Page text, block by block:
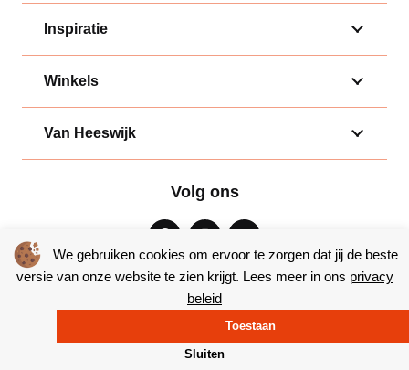
We gebruiken cookies om ervoor te zorgen dat jij de beste
versie van onze website te zien krijgt. Lees meer in ons privacy
beleid
Toestaan
Sluiten
Inspiratie
Winkels
Van Heeswijk
Volg ons
© Copyright 2026 – Bakkerij van Heeswijk |Website door Yooker